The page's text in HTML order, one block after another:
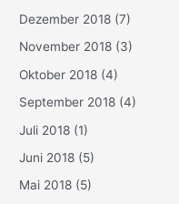
Dezember 2018 (7)
November 2018 (3)
Oktober 2018 (4)
September 2018 (4)
Juli 2018 (1)
Juni 2018 (5)
Mai 2018 (5)